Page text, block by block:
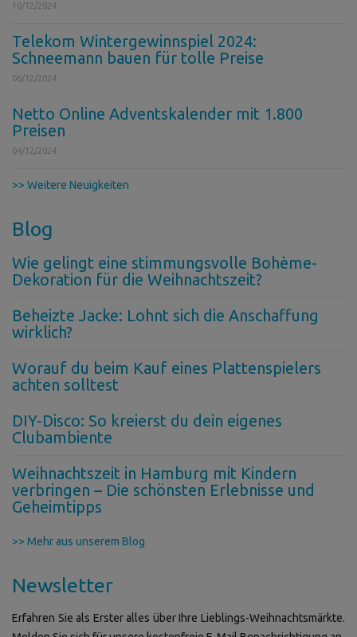
10/12/2024
Telekom Wintergewinnspiel 2024:
Schneemann bauen für tolle Preise
06/12/2024
Netto Online Adventskalender mit 1.800
Preisen
04/12/2024
>> Weitere Neuigkeiten
Blog
Wie gelingt eine stimmungsvolle Bohème-
Dekoration für die Weihnachtszeit?
Beheizte Jacke: Lohnt sich die Anschaffung
wirklich?
Worauf du beim Kauf eines Plattenspielers
achten solltest
DIY-Disco: So kreierst du dein eigenes
Clubambiente
Weihnachtszeit in Hamburg mit Kindern
verbringen – Die schönsten Erlebnisse und
Geheimtipps
>> Mehr aus unserem Blog
Newsletter
Erfahren Sie als Erster alles über Ihre Lieblings-Weihnachtsmärkte.